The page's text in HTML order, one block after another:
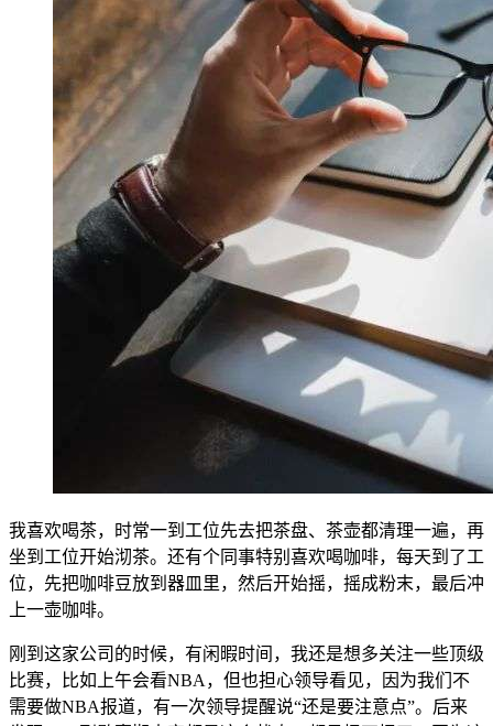
我喜欢喝茶，时常一到工位先去把茶盘、茶壶都清理一遍，再
坐到工位开始沏茶。还有个同事特别喜欢喝咖啡，每天到了工
位，先把咖啡豆放到器皿里，然后开始摇，摇成粉末，最后冲
上一壶咖啡。
刚到这家公司的时候，有闲暇时间，我还是想多关注一些顶级
比赛，比如上午会看NBA，但也担心领导看见，因为我们不
需要做NBA报道，有一次领导提醒说“还是要注意点”。后来